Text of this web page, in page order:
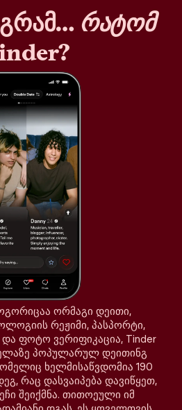
რატომ
ორმაგი დეითი,
რეჟიმი, პასპორტი,
ფოტო ვერიფიკაცია, Tinder
პოპულარულ დეითინგ
ხელმისაწვდომია 190
რაც დასვაიპება დავიწყეთ,
შეიქმნა. თითოეული იმ